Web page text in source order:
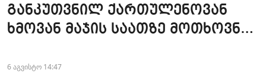
განკუთვნილ ქართულენოვან
ხმოვან მაჯის საათზე მოთხოვნა
6 აგვისტო 14:47